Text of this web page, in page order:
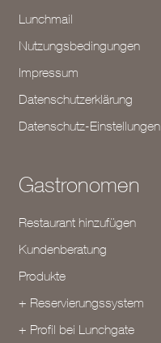
Lunchmail
Nutzungsbedingungen
Impressum
Datenschutzerklärung
Datenschutz-Einstellungen
Gastronomen
Restaurant hinzufügen
Kundenberatung
Produkte
+ Reservierungssystem
+ Profil bei Lunchgate